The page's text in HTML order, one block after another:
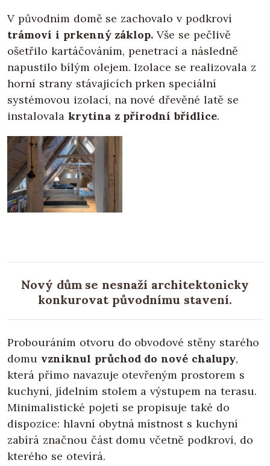
V původním domě se zachovalo v podkroví
trámoví i prkenný záklop. Vše se pečlivě
ošetřilo kartáčováním, penetrací a následně
napustilo bílým olejem. Izolace se realizovala z
horní strany stávajících prken speciální
systémovou izolací, na nové dřevěné latě se
instalovala krytina z přírodní břidlice.
Nový dům se nesnaží architektonicky
konkurovat původnímu stavení.
Probouráním otvoru do obvodové stěny starého
domu vzniknul průchod do nové chalupy,
která přímo navazuje otevřeným prostorem s
kuchyní, jídelním stolem a výstupem na terasu.
Minimalistické pojetí se propisuje také do
dispozice: hlavní obytná místnost s kuchyní
zabírá značnou část domu včetně podkroví, do
kterého se otevírá.